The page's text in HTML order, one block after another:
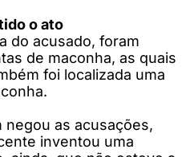
o ato
do acusado, foram
de maconha, as quais
foi localizada uma
negou as acusações,
inventou uma